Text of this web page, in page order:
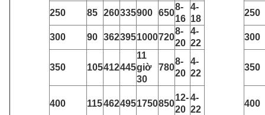
250 85 260335900 650
8-
16
4-
18
250
300 90 3623951000720
8-
20
4-
22
300
350 105412445
11
giờ
30
780
8-
20
4-
22
350
400 1154624951750850
12-
20
4-
22
400